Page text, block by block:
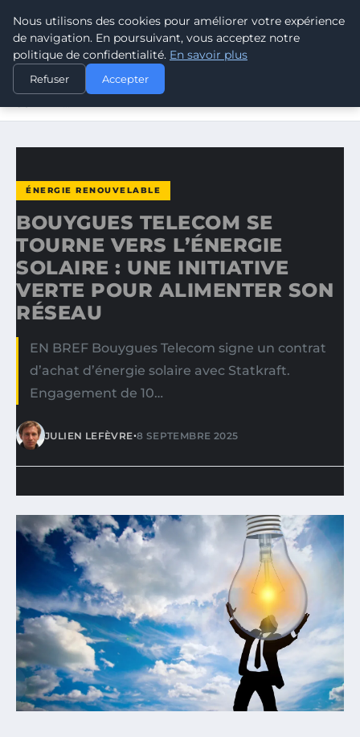
CLIMATE RESPONSE BLOG
ACCUEIL
ÉNERGIE RENOUVELABLE
BOUYGUES TELECOM SE TOURNE VERS L’ÉNERGIE
ÉNERGIE RENOUVELABLE
BOUYGUES TELECOM SE
TOURNE VERS L’ÉNERGIE
SOLAIRE : UNE INITIATIVE
VERTE POUR ALIMENTER SON
RÉSEAU
EN BREF Bouygues Telecom signe un contrat
d’achat d’énergie solaire avec Statkraft.
Engagement de 10…
JULIEN LEFÈVRE•8 SEPTEMBRE 2025
Nous utilisons des cookies pour améliorer votre expérience
de navigation. En poursuivant, vous acceptez notre
politique de confidentialité. En savoir plus
Refuser Accepter